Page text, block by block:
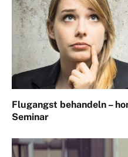
Flugangst behandeln –
Seminar